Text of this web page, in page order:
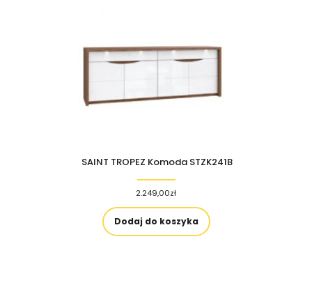
SAINT TROPEZ Komoda STZK241B
2.249,00zł
Dodaj do koszyka